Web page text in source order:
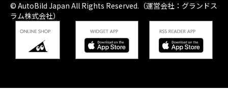
© AutoBild Japan All Rights Reserved.（運営会社：グランドス
ラム株式会社）